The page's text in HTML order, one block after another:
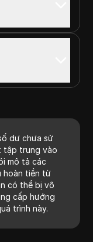
dư chưa sử
tập trung vào
mô tả các
hoàn tiền từ
có thể bị vô
cấp hướng
trình này.